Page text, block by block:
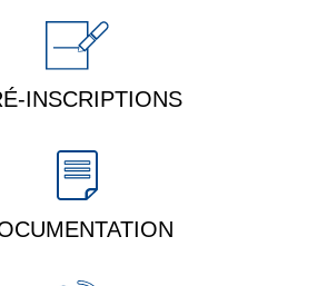
INSCRIPTIONS